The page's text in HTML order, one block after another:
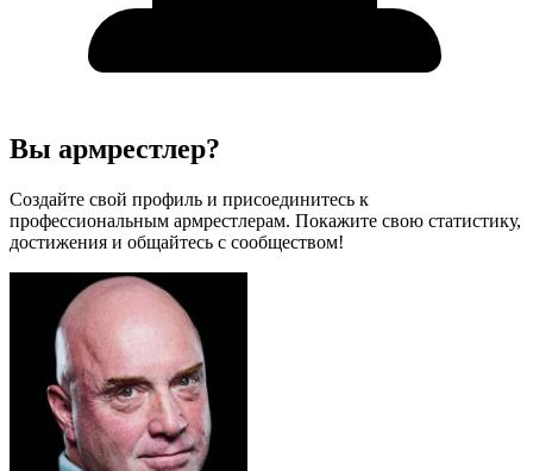
Вы армрестлер?
Создайте свой профиль и присоединитесь к
профессиональным армрестлерам. Покажите свою статистику,
достижения и общайтесь с сообществом!